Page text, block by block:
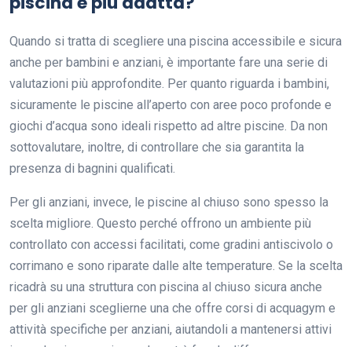
Quando si tratta di scegliere una piscina accessibile e sicura
anche per bambini e anziani, è importante fare una serie di
valutazioni più approfondite. Per quanto riguarda i bambini,
sicuramente le piscine all’aperto con aree poco profonde e
giochi d’acqua sono ideali rispetto ad altre piscine. Da non
sottovalutare, inoltre, di controllare che sia garantita la
presenza di bagnini qualificati.
Per gli anziani, invece, le piscine al chiuso sono spesso la
scelta migliore. Questo perché offrono un ambiente più
controllato con accessi facilitati, come gradini antiscivolo o
corrimano e sono riparate dalle alte temperature. Se la scelta
ricadrà su una struttura con piscina al chiuso sicura anche
per gli anziani sceglierne una che offre corsi di acquagym e
attività specifiche per anziani, aiutandoli a mantenersi attivi